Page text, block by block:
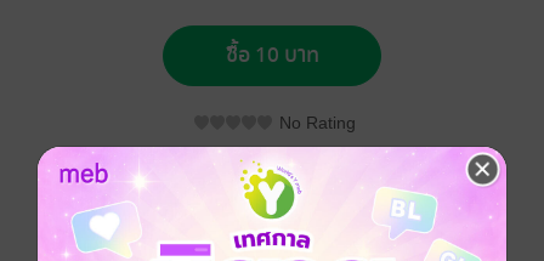
ซื้อ 10 บาท
No Rating
อยากได้ ซื้อเป็นของขวัญ ติดตาม แชร์